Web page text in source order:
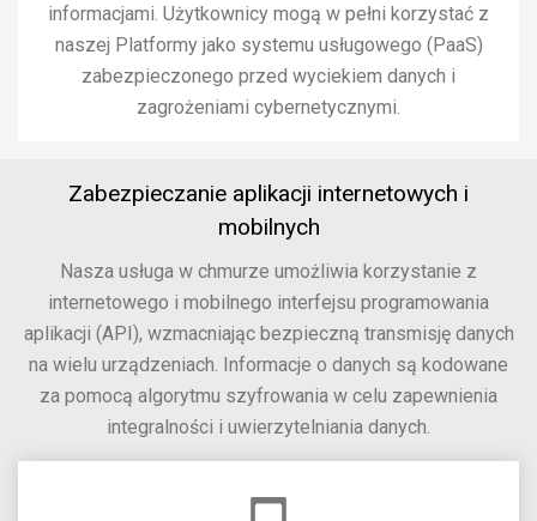
informacjami. Użytkownicy mogą w pełni korzystać z
naszej Platformy jako systemu usługowego (PaaS)
zabezpieczonego przed wyciekiem danych i
zagrożeniami cybernetycznymi.
Zabezpieczanie aplikacji internetowych i
mobilnych
Nasza usługa w chmurze umożliwia korzystanie z
internetowego i mobilnego interfejsu programowania
aplikacji (API), wzmacniając bezpieczną transmisję danych
na wielu urządzeniach. Informacje o danych są kodowane
za pomocą algorytmu szyfrowania w celu zapewnienia
integralności i uwierzytelniania danych.